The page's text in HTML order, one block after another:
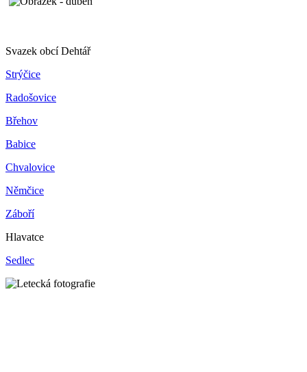
Svazek obcí Dehtář
Strýčice
Radošovice
Břehov
Babice
Chvalovice
Němčice
Záboří
Hlavatce
Sedlec